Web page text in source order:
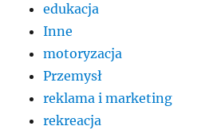
edukacja
Inne
motoryzacja
Przemysł
reklama i marketing
rekreacja